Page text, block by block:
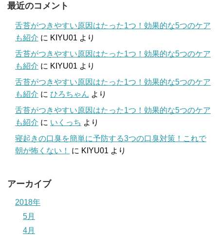
最近のコメント
舌苔がつきやすい原因はたった1つ！効果的な5つのケア
も紹介 に KIYU01 より
舌苔がつきやすい原因はたった1つ！効果的な5つのケア
も紹介 に KIYU01 より
舌苔がつきやすい原因はたった1つ！効果的な5つのケア
も紹介 に ひろちゃん より
舌苔がつきやすい原因はたった1つ！効果的な5つのケア
も紹介 に いくっち より
寝起きの口臭を簡単に予防する3つの口臭対策！これで
朝が怖くない！
に KIYU01 より
アーカイブ
2018年
5月
4月